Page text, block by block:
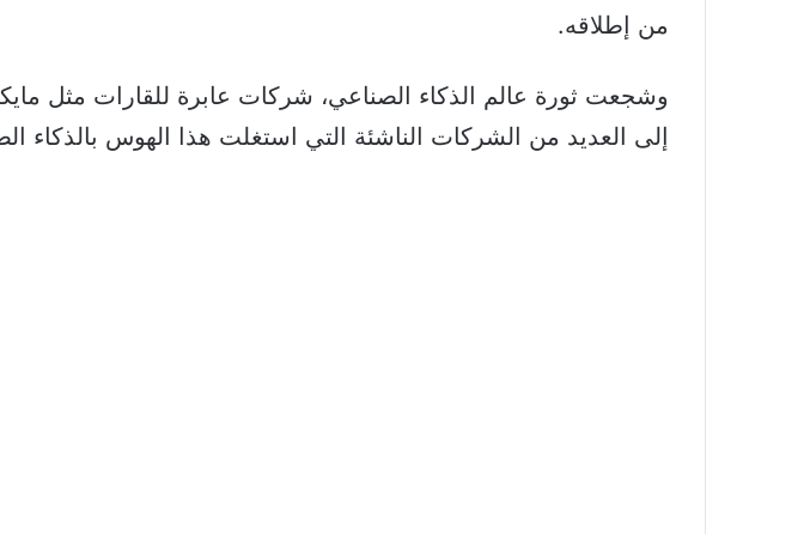
من إطلاقه.
وشجعت ثورة عالم الذكاء الصناعي، شركات عابرة للقارات مثل
إلى العديد من الشركات الناشئة التي استغلت هذا الهوس بالذكاء